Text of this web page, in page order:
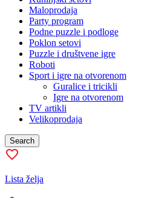
Maloprodaja
Party program
Podne puzzle i podloge
Poklon setovi
Puzzle i društvene igre
Roboti
Sport i igre na otvorenom
Guralice i tricikli
Igre na otvorenom
TV artikli
Velikoprodaja
Search
Lista želja